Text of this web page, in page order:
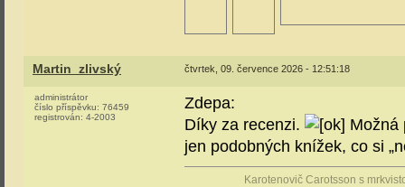
Martin_zlivský čtvrtek, 09. července 2026 - 12:51:18
administrátor
číslo příspěvku: 76459
registrován: 4-2003
Zdepa:
Díky za recenzi.
Možná
jen podobných knížek, co si
Karotenovič Carotsson s